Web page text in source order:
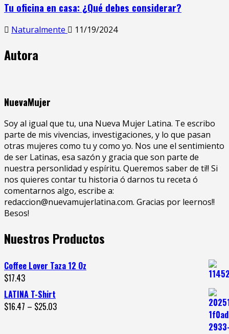
Tu oficina en casa: ¿Qué debes considerar?
Naturalmente 11/19/2024
Autora
NuevaMujer
Soy al igual que tu, una Nueva Mujer Latina. Te escribo
parte de mis vivencias, investigaciones, y lo que pasan
otras mujeres como tu y como yo. Nos une el sentimiento
de ser Latinas, esa sazón y gracia que son parte de
nuestra personlidad y espíritu. Queremos saber de ti!! Si
nos quieres contar tu historia ó darnos tu receta ó
comentarnos algo, escribe a:
redaccion@nuevamujerlatina.com. Gracias por leernos!!
Besos!
Nuestros Productos
Coffee Lover Taza 12 Oz
$17.43
LATINA T-Shirt
$16.47 – $25.03